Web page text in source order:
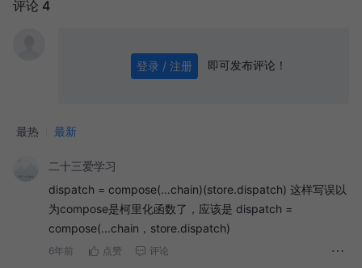
评论 4
登录 / 注册 即可发布评论！
最热 最新
二十三爱学习
dispatch = compose(...chain)(store.dispatch) 这样写误以
为compose是柯里化函数了，应该是 dispatch =
compose(...chain，store.dispatch)
6年前 点赞 评论